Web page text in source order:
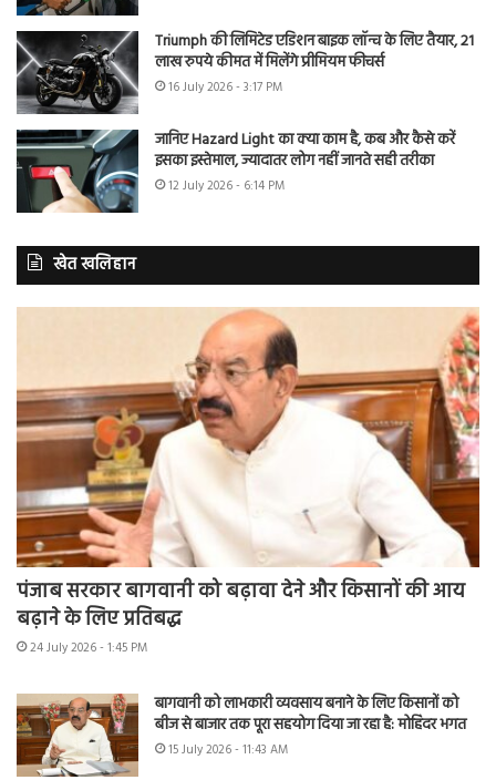
Triumph की लिमिटेड एडिशन बाइक लॉन्च के लिए तैयार, 21
लाख रुपये कीमत में मिलेंगे प्रीमियम फीचर्स
16 July 2026 - 3:17 PM
जानिए Hazard Light का क्या काम है, कब और कैसे करें
इसका इस्तेमाल, ज्यादातर लोग नहीं जानते सही तरीका
12 July 2026 - 6:14 PM
खेत खलिहान
पंजाब सरकार बागवानी को बढ़ावा देने और किसानों की आय
बढ़ाने के लिए प्रतिबद्ध
24 July 2026 - 1:45 PM
बागवानी को लाभकारी व्यवसाय बनाने के लिए किसानों को
बीज से बाजार तक पूरा सहयोग दिया जा रहा है: मोहिंदर भगत
15 July 2026 - 11:43 AM